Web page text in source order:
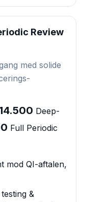
Review
med solide
Deep-
Full Periodic
mod QI-aftalen,
&